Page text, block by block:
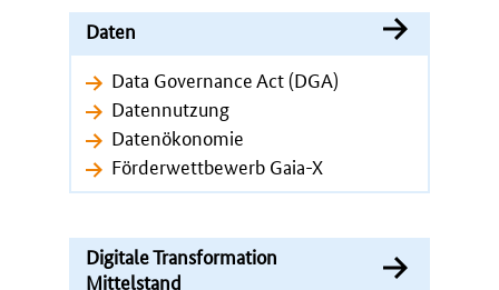
Daten
Data Governance Act (DGA)
Datennutzung
Datenökonomie
Förderwettbewerb Gaia-X
Digitale Transformation
Mittelstand